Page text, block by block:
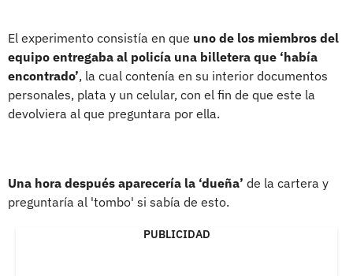
El experimento consistía en que uno de los miembros del
equipo entregaba al policía una billetera que ‘había
encontrado’, la cual contenía en su interior documentos
personales, plata y un celular, con el fin de que este la
devolviera al que preguntara por ella.
Una hora después aparecería la ‘dueña’ de la cartera y
preguntaría al 'tombo' si sabía de esto.
PUBLICIDAD